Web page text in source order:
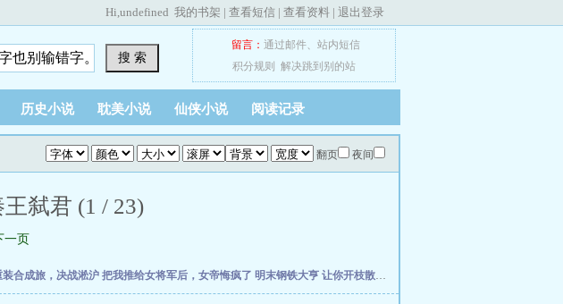
Hi,undefined 我的书架 | 查看短信 | 查看资料 | 退出登录
搜 索
留言： 通过邮件、 站内短信
积分规则
解决跳到别的站
历史小说 耽美小说 仙侠小说 阅读记录
翻页 夜间
弑君 (1 / 23)
一页
合成旅，决战淞沪 把我推给女将军后，女帝悔疯了 明末钢铁大亨 让你开枝散叶，你带七名罪女造反？